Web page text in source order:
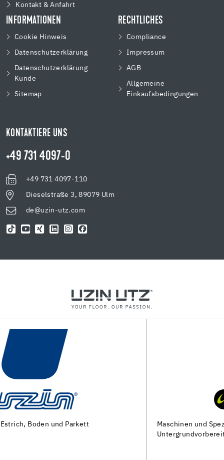
Kontakt & Anfahrt
INFORMATIONEN
Cookie Hinweis
Datenschutzerklärung
Datenschutzerklärung
Kunde
Sitemap
RECHTLICHES
Compliance
Impressum
AGB
Allgemeine
Einkaufsbedingungen
KONTAKTIERE UNS
+49 731 4097-0
+49 731 4097-110
Dieselstraße 3, 89079 Ulm
de@uzin-utz.com
Maschinen und Spezialwerkzeuge zur
Untergrundvorbereitung und Verlegung von Bodenbelägen